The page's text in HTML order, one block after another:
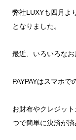
弊社LUXYも四月よ
となりました。
最近、いろいろなお
PAYPAYはスマホで
お財布やクレジッ
つで簡単に決済が済